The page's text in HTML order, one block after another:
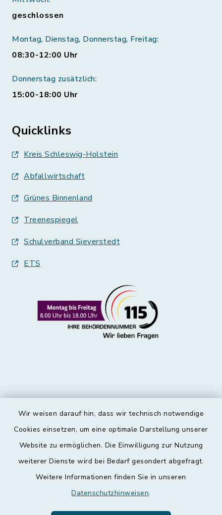
Wir weisen darauf hin, dass wir technisch notwendige
Cookies einsetzen, um eine optimale Darstellung unserer
Website zu ermöglichen. Die Einwilligung zur Nutzung
weiterer Dienste wird bei Bedarf gesondert abgefragt.
Weitere Informationen finden Sie in unseren
Datenschutzhinweisen.
geschlossen
Montag, Dienstag, Donnerstag, Freitag:
08:30-12:00 Uhr
Donnerstag zusätzlich:
15:00-18:00 Uhr
Quicklinks
Kreis Schleswig-Holstein
Abfallwirtschaft
Grünes Binnenland
Treenespiegel
Schulverband Sieverstedt
ETS
Kontakt
Datenschutz